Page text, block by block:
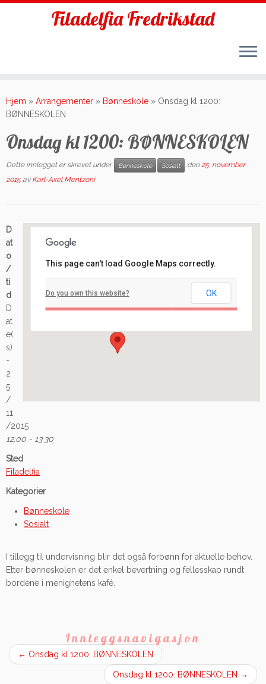
to
content
Filadelfia Fredrikstad
Hjem » Arrangementer » Bønneskole » Onsdag kl 1200:
BØNNESKOLEN
Onsdag kl 1200: BØNNESKOLEN
Dette innlegget er skrevet under Bønneskole Sosialt den25. november
2015 avKarl-Axel Mentzoni
Arrangement
This page can't load Google Maps correctly.
Do you own this website? OK
D
at
o
/
ti
d
D
at
e(
s)
-
2
5
/
11
/2015
12:00 - 13:30
Sted
Filadelfia
Kategorier
Bønneskole
Sosialt
I tillegg til undervisning blir det også forbønn for aktuelle behov.
Etter bønneskolen er det enkel bevertning og fellesskap rundt
bordene i menighetens kafé.
Innleggsnavigasjon
← Onsdag kl 1200: BØNNESKOLEN
Onsdag kl 1200: BØNNESKOLEN →